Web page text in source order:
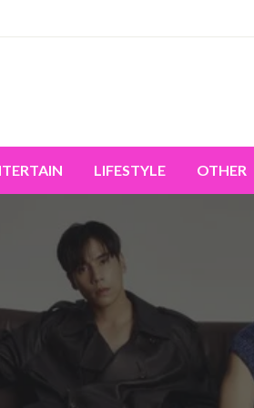
LIFESTYLE OTHER